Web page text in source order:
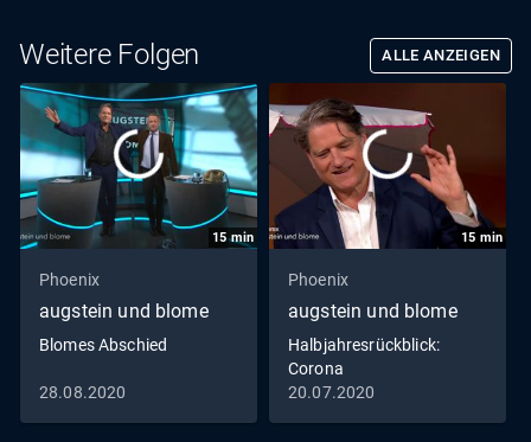
Weitere Folgen ALLE ANZEIGEN
15min
Phoenix
augstein und blome
Blomes Abschied
28.08.2020
15 min
Phoenix
augstein und blome
Halbjahresrückblick:
Corona
20.07.2020